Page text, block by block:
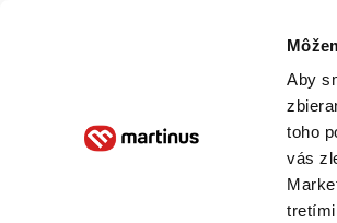
Aby
toho
vás
Poukážky